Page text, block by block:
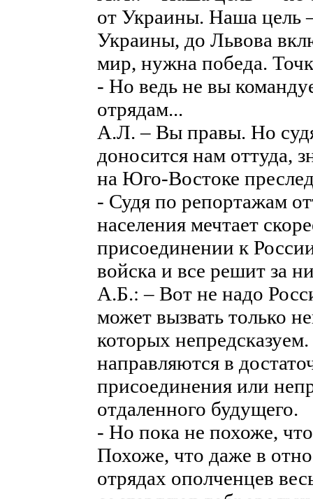
от Украины. Наша цель
Украины, до Львова
мир, нужна победа.
- Но ведь не вы
отрядам...
А.Л. – Вы правы. Но
доносится нам оттуда,
на Юго-Востоке
- Судя по репортажам
населения мечтает
присоединении к
войска и все решит за
А.Б.: – Вот не надо
может вызвать только
которых
направляются в
присоединения или
отдаленного будущего.
- Но пока не похоже,
Похоже, что даже в
отрядах ополченцев